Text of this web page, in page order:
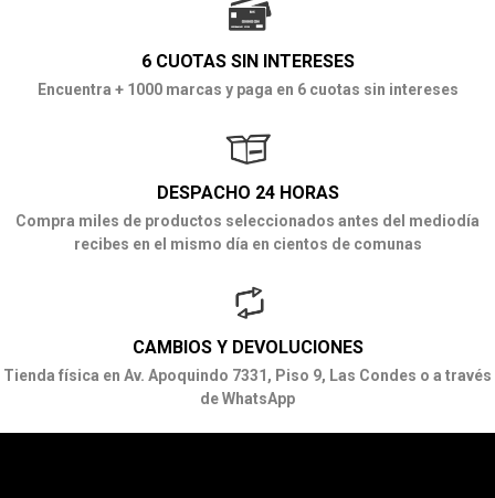
6 CUOTAS SIN INTERESES
Encuentra + 1000 marcas y paga en 6 cuotas sin intereses
DESPACHO 24 HORAS
Compra miles de productos seleccionados antes del mediodía
recibes en el mismo día en cientos de comunas
CAMBIOS Y DEVOLUCIONES
Tienda física en Av. Apoquindo 7331, Piso 9, Las Condes o a través
de WhatsApp